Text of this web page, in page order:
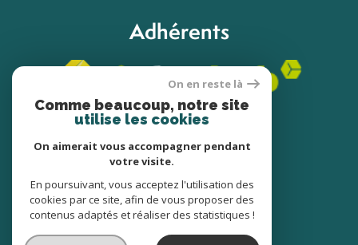
Adhérents
© 2022
Tous droits réservés
Traduction powered by Google
On en reste là
Comme beaucoup, notre site
utilise les cookies
On aimerait vous accompagner pendant
votre visite.
En poursuivant, vous acceptez l'utilisation des
cookies par ce site, afin de vous proposer des
contenus adaptés et réaliser des statistiques !